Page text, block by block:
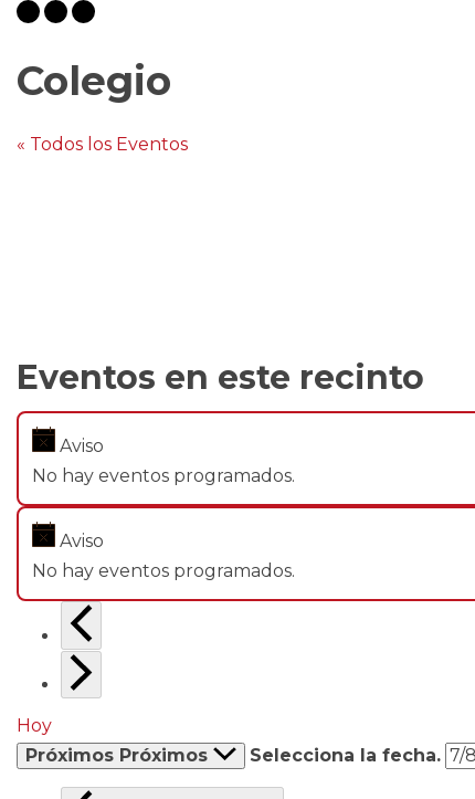
Colegio
« Todos los Eventos
Eventos en este recinto
Aviso
No hay eventos programados.
Aviso
No hay eventos programados.
Hoy
Próximos Próximos Selecciona la fecha.